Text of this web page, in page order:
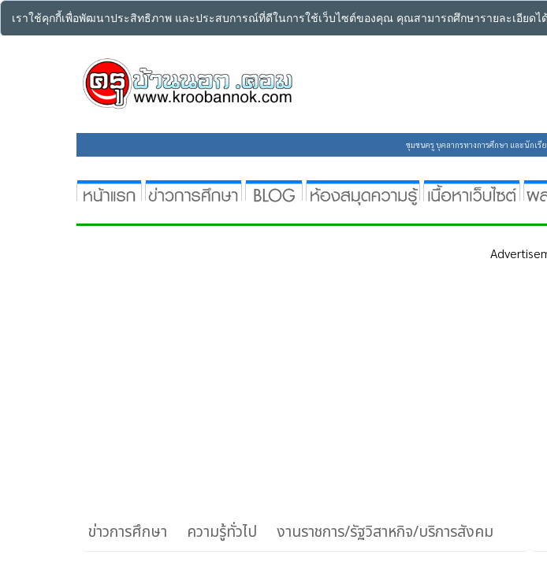
เราใช้คุกกี้เพื่อพัฒนาประสิทธิภาพ และประสบการณ์ที่ดีในการใช้เว็บไซต์ของคุณ คุณสามารถศึกษารายละเอียดไ
ชุมชนครู บุคลากรทางการศึกษา และนักเ
ข่าวการศึกษา ความรู้ทั่วไป งานราชการ/รัฐวิสาหกิจ/บริการสังคม